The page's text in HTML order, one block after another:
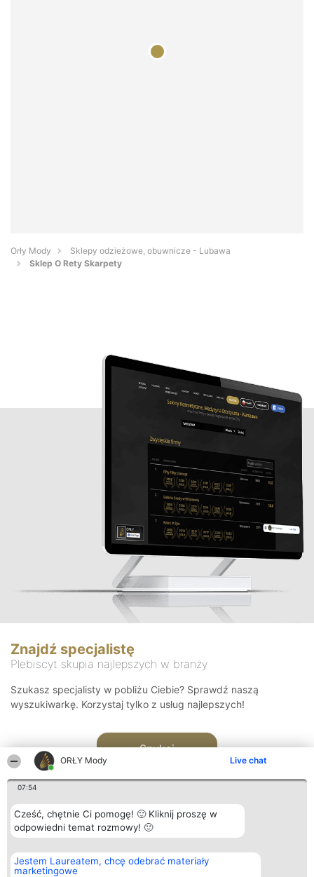
ORŁY Mody Live chat
07:54
Cześć, chętnie Ci pomogę! 🙂 Kliknij proszę w
odpowiedni temat rozmowy! 🙂
Jestem Laureatem, chcę odebrać materiały
marketingowe
Orły Mody
Sklepy odzieżowe, obuwnicze - Lubawa
Sklep O Rety Skarpety
Znajdź specjalistę
Plebiscyt skupia najlepszych w branży
Szukasz specjalisty w pobliżu Ciebie? Sprawdź naszą
wyszukiwarkę. Korzystaj tylko z usług najlepszych!
Szukaj
Organizator plebiscytu
Bright Side Solutions sp. z o.
o. sp. k.
Plebiscyt
Laureaci
Kontakt
Kontakt